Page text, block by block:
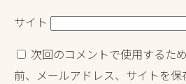
サイト
次回のコメントで使用するた
前、メールアドレス、サイトを保